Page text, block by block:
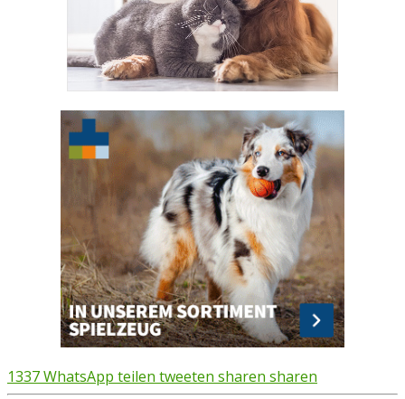
1337WhatsApp teilen tweeten sharen sharen